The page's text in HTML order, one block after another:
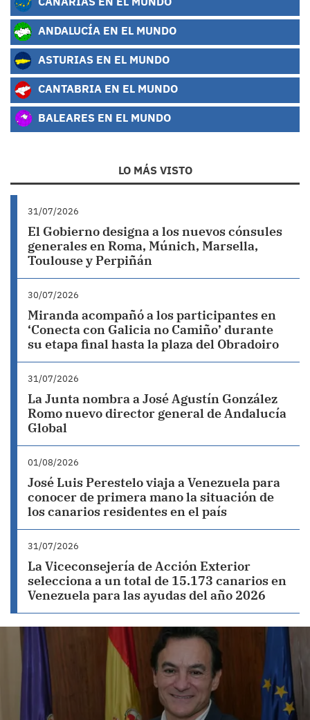
ANDALUCÍA EN EL MUNDO
ASTURIAS EN EL MUNDO
CANTABRIA EN EL MUNDO
BALEARES EN EL MUNDO
LO MÁS VISTO
31/07/2026
El Gobierno designa a los nuevos cónsules
generales en Roma, Múnich, Marsella,
Toulouse y Perpiñán
30/07/2026
Miranda acompañó a los participantes en
‘Conecta con Galicia no Camiño’ durante
su etapa final hasta la plaza del Obradoiro
31/07/2026
La Junta nombra a José Agustín González
Romo nuevo director general de Andalucía
Global
01/08/2026
José Luis Perestelo viaja a Venezuela para
conocer de primera mano la situación de
los canarios residentes en el país
31/07/2026
La Viceconsejería de Acción Exterior
selecciona a un total de 15.173 canarios en
Venezuela para las ayudas del año 2026